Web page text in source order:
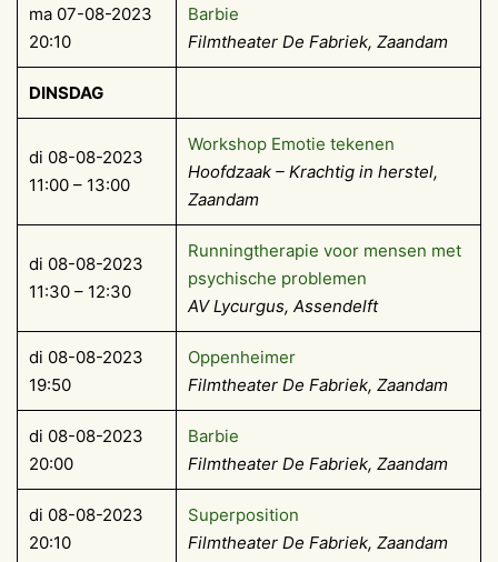
ma 07-08-2023
20:10
Barbie
Filmtheater De Fabriek, Zaandam
DINSDAG
di 08-08-2023
11:00 – 13:00
Workshop Emotie tekenen
Hoofdzaak – Krachtig in herstel,
Zaandam
di 08-08-2023
11:30 – 12:30
Runningtherapie voor mensen met
psychische problemen
AV Lycurgus, Assendelft
di 08-08-2023
19:50
Oppenheimer
Filmtheater De Fabriek, Zaandam
di 08-08-2023
20:00
Barbie
Filmtheater De Fabriek, Zaandam
di 08-08-2023
20:10
Superposition
Filmtheater De Fabriek, Zaandam